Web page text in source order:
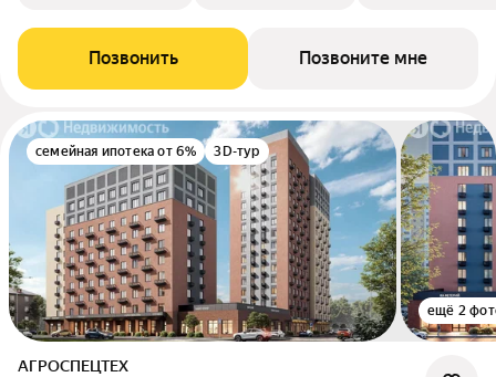
Позвонить Позвоните мне
семейная ипотека от 6% 3D-тур
ещё 2
АГРОСПЕЦТЕХ